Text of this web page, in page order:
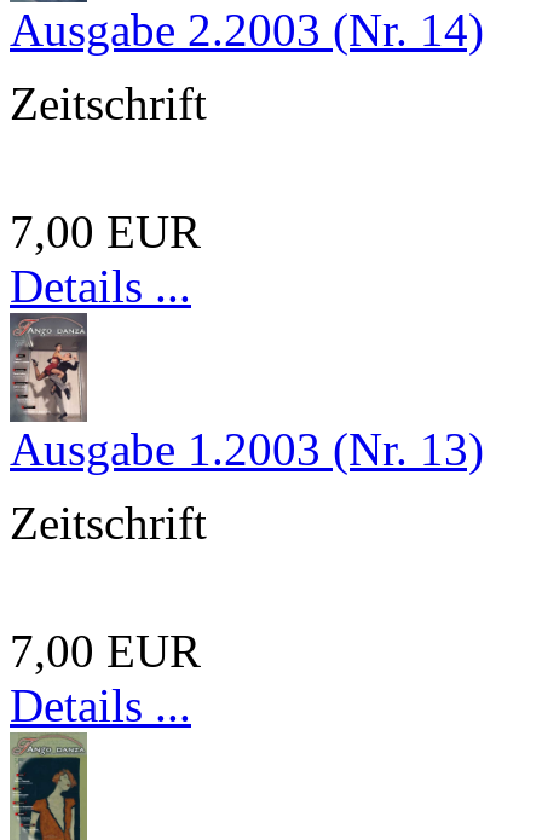
Ausgabe 2.2003 (Nr. 14)
Zeitschrift
7,00 EUR
Details ...
Ausgabe 1.2003 (Nr. 13)
Zeitschrift
7,00 EUR
Details ...